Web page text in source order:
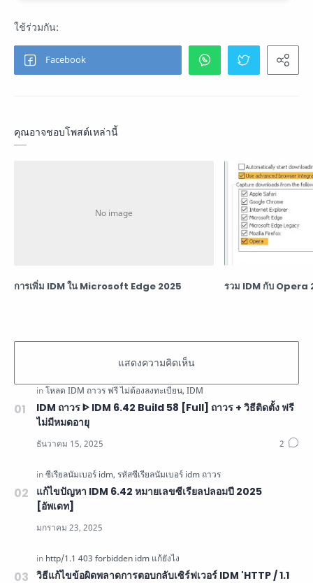
คุณอาจชอบโพสต์เหล่านี้
การเพิ่ม IDM ใน Microsoft Edge 2025 รวม IDM กับ Opera
IDM ถาวร ᐈ IDM 6.42 Build 58 [Full] ถาวร + วิธีติดตั้ง ฟรี
ไม่มีหมดอายุ
แก้ไขปัญหา IDM 6.42 หมายเลขซีเรียลปลอมปี 2025
[อัพเดท]
วิธีแก้ไขข้อผิดพลาดการตอบกลับเซิร์ฟเวอร์ IDM 'HTTP / 1.1